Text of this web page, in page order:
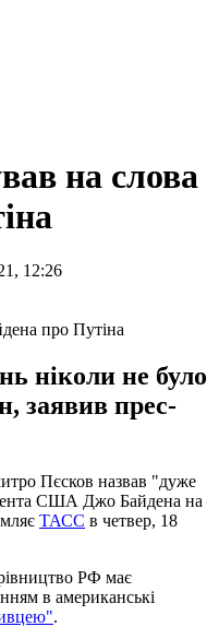
на слова
12:26
ніколи не було
заявив прес-
Пєсков назвав "дуже
США Джо Байдена на
ТАСС в четвер, 18
РФ має
в американські
.